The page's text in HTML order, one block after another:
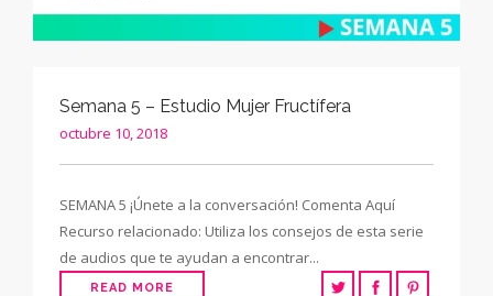
Semana 5 – Estudio Mujer Fructífera
octubre 10, 2018
SEMANA 5 ¡Únete a la conversación! Comenta Aquí
Recurso relacionado: Utiliza los consejos de esta serie
de audios que te ayudan a encontrar...
READ MORE